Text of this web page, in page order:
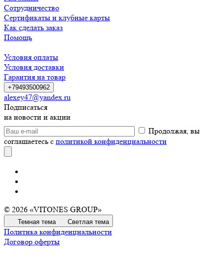
Сотрудничество
Сертификаты и клубные карты
Как сделать заказ
Помощь
Условия оплаты
Условия доставки
Гарантия на товар
+79493500962
alexey47@yandex.ru
Подписаться
на новости и акции
Продолжая, вы
соглашаетесь с политикой конфиденциальности
© 2026 «VITONES GROUP»
Темная тема Светлая тема
Политика конфиденциальности
Договор оферты